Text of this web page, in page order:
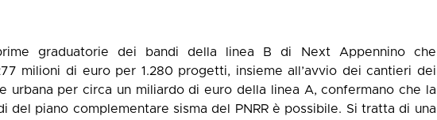
graduatorie dei bandi della linea B di Next Appennino che
milioni di euro per 1.280 progetti, insieme all’avvio dei cantieri dei
urbana per circa un miliardo di euro della linea A, confermano che la
del piano complementare sisma del PNRR è possibile. Si tratta di una